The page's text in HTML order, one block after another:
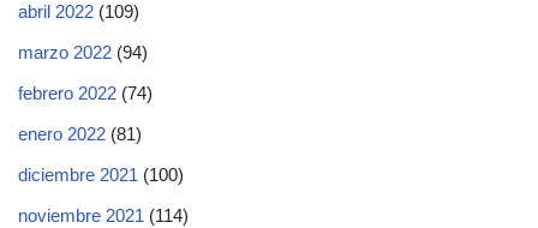
abril 2022 (109)
marzo 2022 (94)
febrero 2022 (74)
enero 2022 (81)
diciembre 2021 (100)
noviembre 2021 (114)